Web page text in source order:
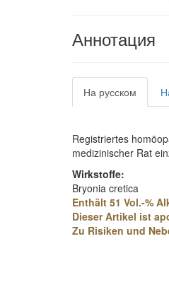
Аннотация
На русском
Registriertes
medizinischer Rat
Wirkstoffe:
Bryonia cretica
Enthält 51 Vol.-%
Dieser Artikel ist
Zu Risiken und